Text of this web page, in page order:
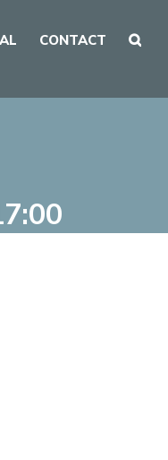
CONTACT